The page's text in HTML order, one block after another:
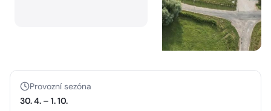
Provozní sezóna
30. 4. – 1. 10.